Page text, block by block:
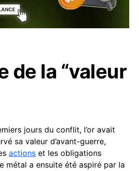
de la “valeur
jours du conflit, l’or avait
sa valeur d’avant-guerre,
actions et les obligations
métal a ensuite été aspiré par la